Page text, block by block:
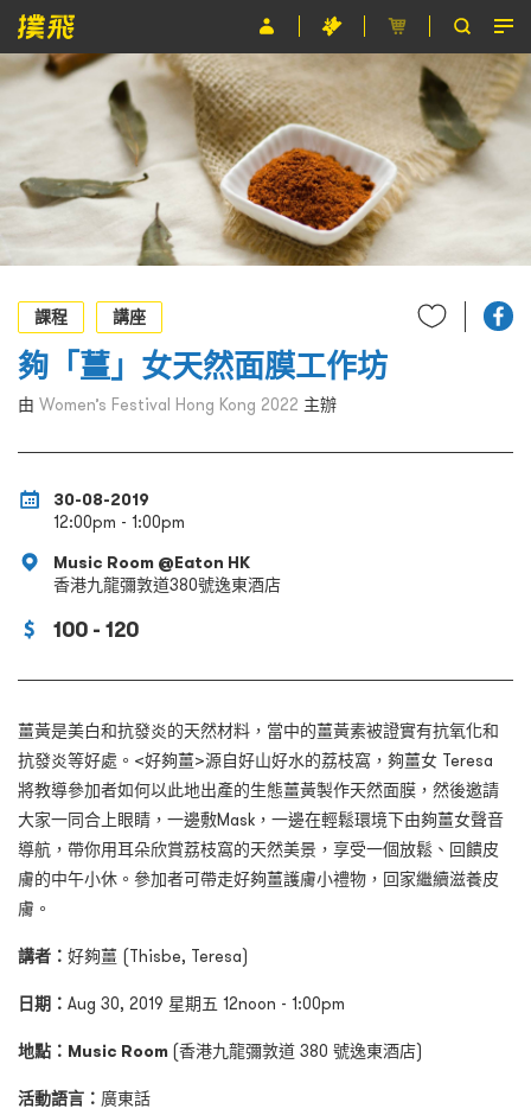
節目
關於撲飛
條款及細則
EN
課程
講座
夠「薑」女天然面膜工作坊
由 Women’s Festival Hong Kong 2022 主辦
30-08-2019
12:00pm - 1:00pm
Music Room @Eaton HK
香港九龍彌敦道380號逸東酒店
100 - 120
薑黃是美白和抗發炎的天然材料，當中的薑黃素被證實有抗氧化和
抗發炎等好處。<好夠薑>源自好山好水的荔枝窩，夠薑女 Teresa
將教導參加者如何以此地出產的生態薑黃製作天然面膜，然後邀請
大家一同合上眼睛，一邊敷Mask，一邊在輕鬆環境下由夠薑女聲音
導航，帶你用耳朵欣賞荔枝窩的天然美景，享受一個放鬆、回饋皮
膚的中午小休。參加者可帶走好夠薑護膚小禮物，回家繼續滋養皮
膚。
講者： 好夠薑 (Thisbe, Teresa)
日期： Aug 30, 2019 星期五 12noon - 1:00pm
地點： Music Room (香港九龍彌敦道 380 號逸東酒店)
活動語言： 廣東話